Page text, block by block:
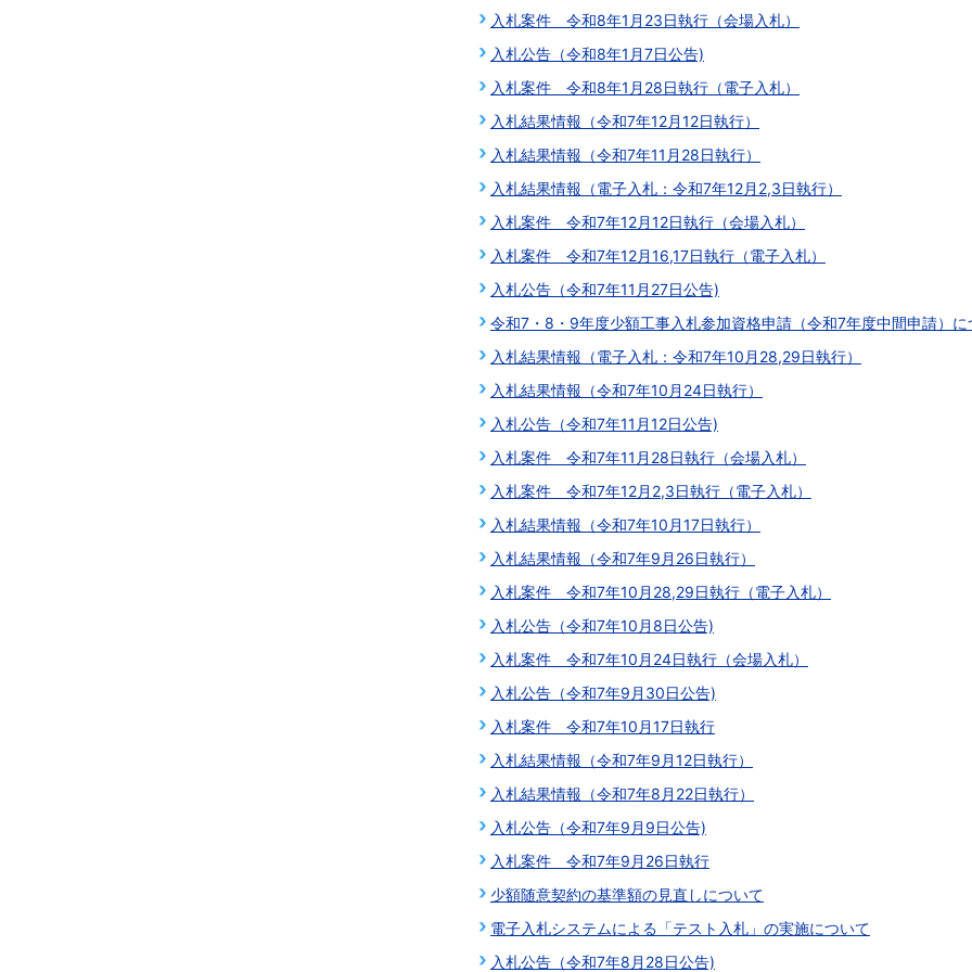
入札案件 令和8年1月23日執行（会場入札）
入札公告（令和8年1月7日公告)
入札案件 令和8年1月28日執行（電子入札）
入札結果情報（令和7年12月12日執行）
入札結果情報（令和7年11月28日執行）
入札結果情報（電子入札：令和7年12月2,3日執行）
入札案件 令和7年12月12日執行（会場入札）
入札案件 令和7年12月16,17日執行（電子入札）
入札公告（令和7年11月27日公告)
令和7・8・9年度少額工事入札参加資格申請（令和7年度中間申請）に
入札結果情報（電子入札：令和7年10月28,29日執行）
入札結果情報（令和7年10月24日執行）
入札公告（令和7年11月12日公告)
入札案件 令和7年11月28日執行（会場入札）
入札案件 令和7年12月2,3日執行（電子入札）
入札結果情報（令和7年10月17日執行）
入札結果情報（令和7年9月26日執行）
入札案件 令和7年10月28,29日執行（電子入札）
入札公告（令和7年10月8日公告)
入札案件 令和7年10月24日執行（会場入札）
入札公告（令和7年9月30日公告)
入札案件 令和7年10月17日執行
入札結果情報（令和7年9月12日執行）
入札結果情報（令和7年8月22日執行）
入札公告（令和7年9月9日公告)
入札案件 令和7年9月26日執行
少額随意契約の基準額の見直しについて
電子入札システムによる「テスト入札」の実施について
入札公告（令和7年8月28日公告)